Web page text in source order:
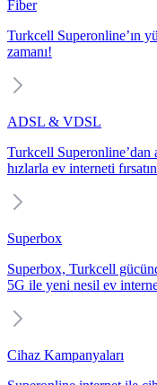
Fiber
Turkcell Superonline’ın
zamanı!
ADSL & VDSL
Turkcell Superonline’dan
hızlarla ev interneti
Superbox
Superbox, Turkcell
5G ile yeni nesil ev
Cihaz Kampanyaları